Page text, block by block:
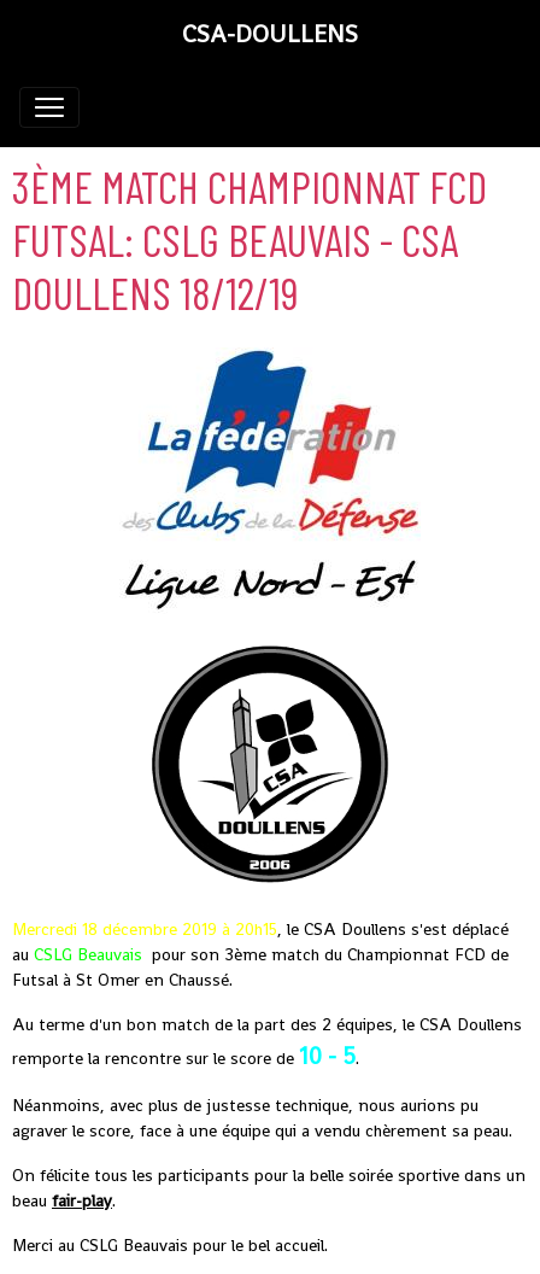
CSA-DOULLENS
3ÈME MATCH CHAMPIONNAT FCD
FUTSAL: CSLG BEAUVAIS - CSA
DOULLENS 18/12/19
Mercredi 18 décembre 2019 à 20h15, le CSA Doullens s'est déplacé
au CSLG Beauvais pour son 3ème match du Championnat FCD de
Futsal à St Omer en Chaussé.
Au terme d'un bon match de la part des 2 équipes, le CSA Doullens
remporte la rencontre sur le score de 10 - 5.
Néanmoins, avec plus de justesse technique, nous aurions pu
agraver le score, face à une équipe qui a vendu chèrement sa peau.
On félicite tous les participants pour la belle soirée sportive dans un
beau fair-play.
Merci au CSLG Beauvais pour le bel accueil.